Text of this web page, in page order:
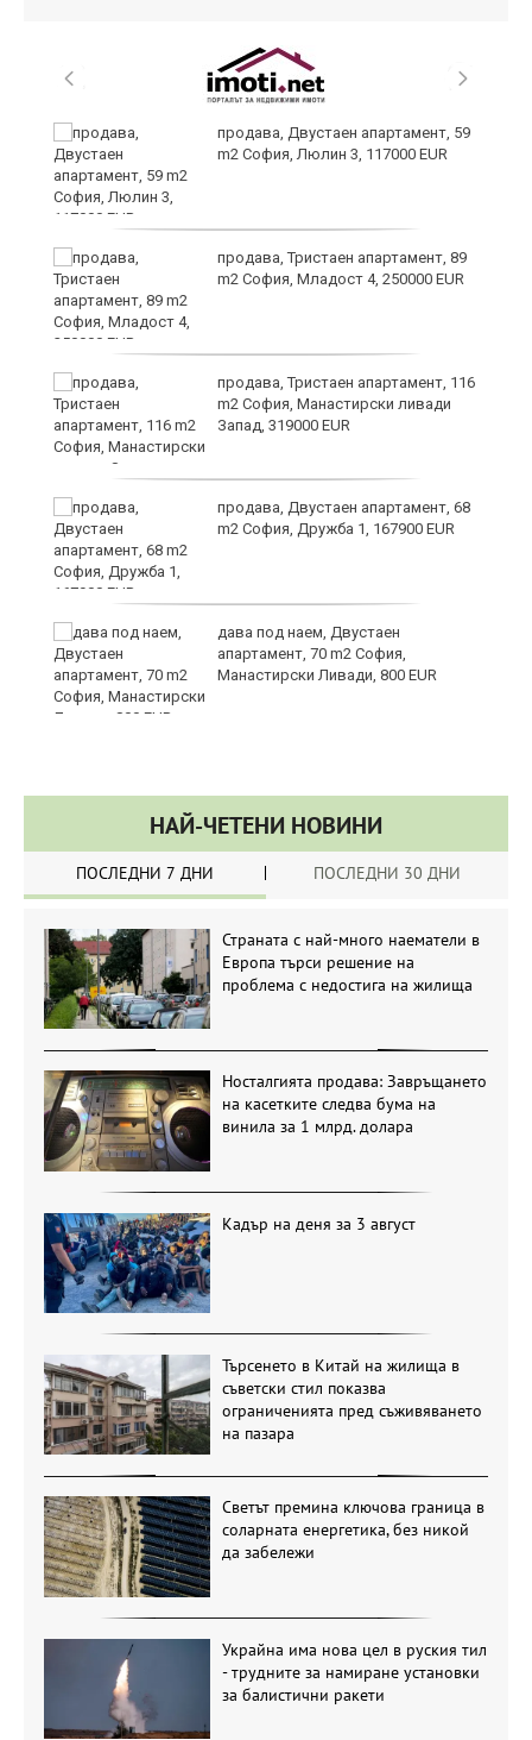
продава, Двустаен апартамент, 59
m2 София, Люлин 3, 117000 EUR
продава, Тристаен апартамент, 89
m2 София, Младост 4, 250000 EUR
продава, Тристаен апартамент, 116
m2 София, Манастирски ливади
Запад, 319000 EUR
продава, Двустаен апартамент, 68
m2 София, Дружба 1, 167900 EUR
дава под наем, Двустаен
апартамент, 70 m2 София,
Манастирски Ливади, 800 EUR
НАЙ-ЧЕТЕНИ НОВИНИ
ПОСЛЕДНИ 7 ДНИ ПОСЛЕДНИ 30 ДНИ
Страната с най-много наематели в
Европа търси решение на
проблема с недостига на жилища
Носталгията продава: Завръщането
на касетките следва бума на
винила за 1 млрд. долара
Кадър на деня за 3 август
Търсенето в Китай на жилища в
съветски стил показва
ограниченията пред съживяването
на пазара
Светът премина ключова граница в
соларната енергетика, без никой
да забележи
Украйна има нова цел в руския тил
- трудните за намиране установки
за балистични ракети